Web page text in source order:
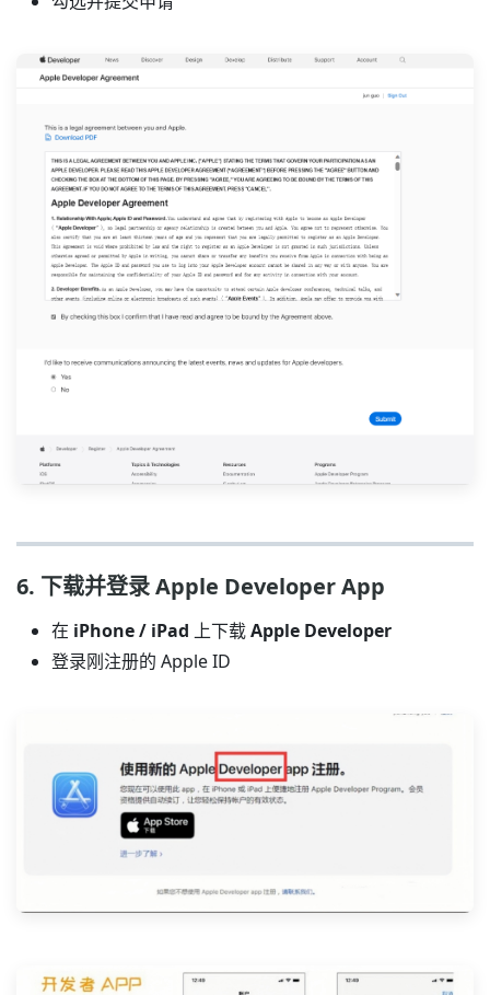
6. 下载并登录 Apple Developer App
在 iPhone / iPad 上下载Apple Developer
登录刚注册的 Apple ID